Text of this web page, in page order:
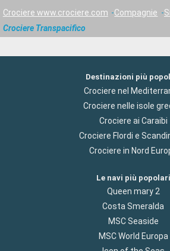
Crociere www.crociere.com Compagnie
Crociere Transpacifico
Destinazioni più
Crociere nel
Crociere nelle isole
Crociere ai Caraibi
Crociere Flordi e
Crociere in Nord
Le navi più popolari
Queen mary 2
Costa Smeralda
MSC Seaside
MSC World Europa